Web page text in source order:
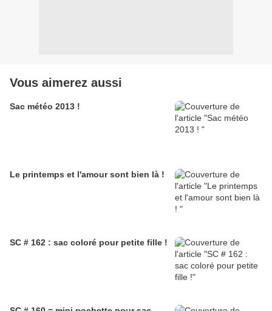
Vous aimerez aussi
Sac météo 2013 !
Le printemps et l'amour sont bien là !
SC # 162 : sac coloré pour petite fille !